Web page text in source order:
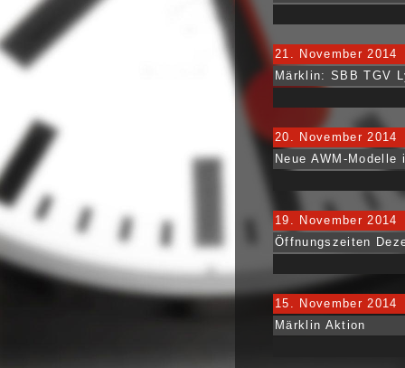
21. November 2014
Märklin: SBB TGV
20. November 2014
Neue AWM-
19. November 2014
Öffnungszeiten
15. November 2014
Märklin Aktion